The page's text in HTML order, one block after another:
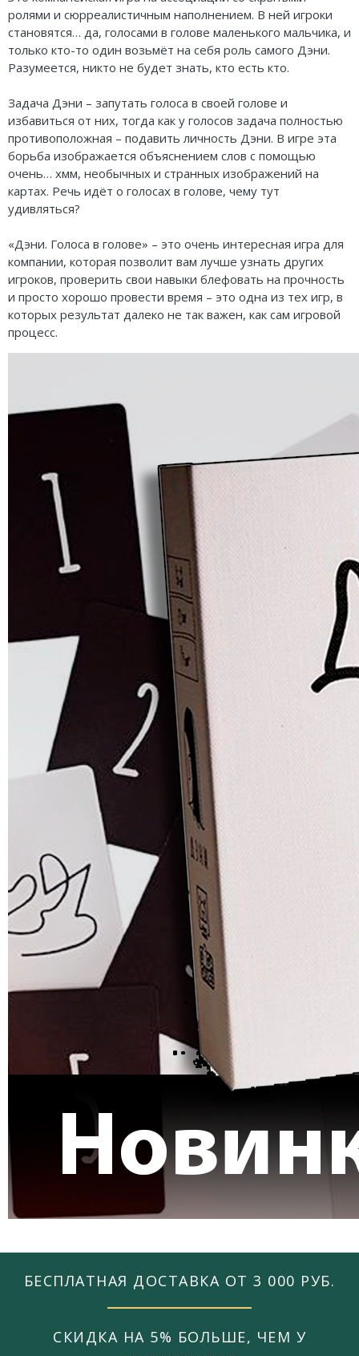
ролями и сюрреалистичным наполнением. В ней игроки
становятся… да, голосами в голове маленького мальчика, и
только кто-то один возьмёт на себя роль самого Дэни.
Разумеется, никто не будет знать, кто есть кто.
Задача Дэни – запутать голоса в своей голове и
избавиться от них, тогда как у голосов задача полностью
противоположная – подавить личность Дэни. В игре эта
борьба изображается объяснением слов с помощью
очень… хмм, необычных и странных изображений на
картах. Речь идёт о голосах в голове, чему тут
удивляться?
«Дэни. Голоса в голове» – это очень интересная игра для
компании, которая позволит вам лучше узнать других
игроков, проверить свои навыки блефовать на прочность
и просто хорошо провести время – это одна из тех игр, в
которых результат далеко не так важен, как сам игровой
процесс.
БЕСПЛАТНАЯ ДОСТАВКА ОТ 3 000 РУБ.
СКИДКА НА 5% БОЛЬШЕ, ЧЕМ У
Логические
Кооперативные
Стратегические
Приключения
Экономические
Тактические
Детективные
Игры-квесты
Викторины
Для взрослых (18+)
О мышах и тайнах
Эволюция
Зельеварение
Стиль Жизни
Crowd Games
Lavka Games
GaGa Games
Эврикус
Банда умников
Остальные серии
Пиксель Тактикс
Саграда